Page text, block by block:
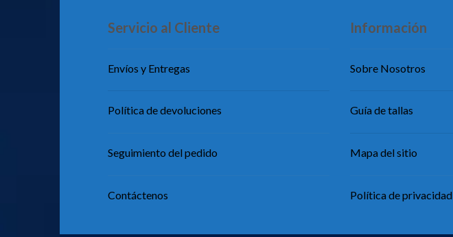
Servicio al Cliente
Envíos y Entregas
Política de devoluciones
Seguimiento del pedido
Contáctenos
Información
Sobre Nosotros
Guía de tallas
Mapa del sitio
Política de privacidad